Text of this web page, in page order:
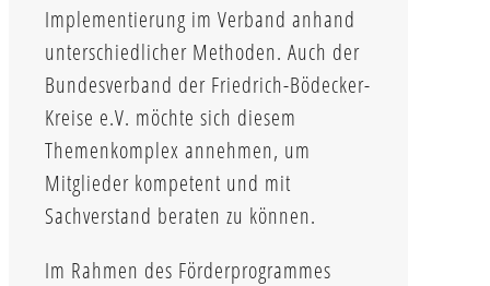
Implementierung im Verband anhand
unterschiedlicher Methoden. Auch der
Bundesverband der Friedrich-Bödecker-
Kreise e.V. möchte sich diesem
Themenkomplex annehmen, um
Mitglieder kompetent und mit
Sachverstand beraten zu können.
Im Rahmen des Förderprogrammes